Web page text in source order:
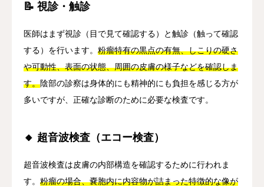
📝 視診・触診
医師はまず視診（目で見て確認する）と触診（触って確認
する）を行います。 粉瘤特有の黒点の有無、しこりの硬さ
や可動性、表面の状態、周囲の皮膚の様子などを確認しま
す。陰部の診察は身体的にも精神的にも負担を感じる方が
多いですが、正確な診断のために必要な検査です。
🔸 超音波検査（エコー検査）
超音波検査は皮膚の内部構造を確認するために行われま
す。 粉瘤の場合、嚢胞内に内容物が詰まった特徴的な像が